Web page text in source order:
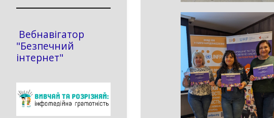
Вебнавігатор
"Безпечний
інтернет"